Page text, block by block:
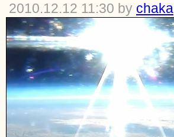
2010.12.12 11:30 by chaka